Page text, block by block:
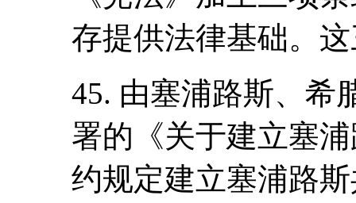
存提供法律基础。
45. 由塞浦路斯、希
署的《关于建立塞
约规定建立塞浦路